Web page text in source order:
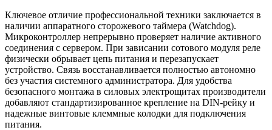
Ключевое отличие профессиональной техники заключается в
наличии аппаратного сторожевого таймера (Watchdog).
Микроконтроллер непрерывно проверяет наличие активного
соединения с сервером. При зависании сотового модуля реле
физически обрывает цепь питания и перезапускает
устройство. Связь восстанавливается полностью автономно
без участия системного администратора. Для удобства
безопасного монтажа в силовых электрощитах производители
добавляют стандартизированное крепление на DIN-рейку и
надежные винтовые клеммные колодки для подключения
питания.